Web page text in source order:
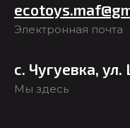
Электронная почта
с. Чугуевка,
Мы здесь